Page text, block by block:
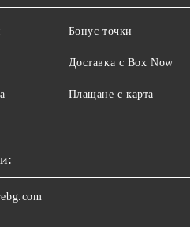
Бонус точки
Доставка с Box Now
Плащане с карта